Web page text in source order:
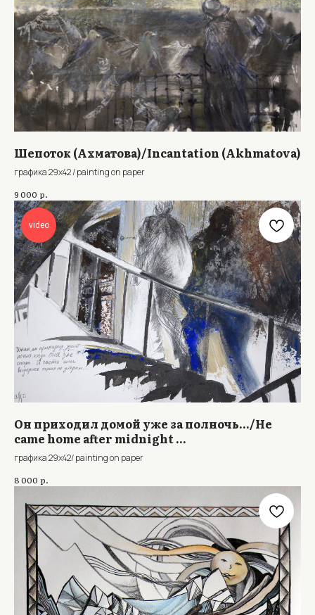
Шепоток (Ахматова)/Incantation (Akhmatova)
графика 29х42 / painting on paper
9 000 р.
video
Он приходил домой уже за полночь.../He
came home after midnight ...
графика 29х42/ painting on paper
8 000 р.